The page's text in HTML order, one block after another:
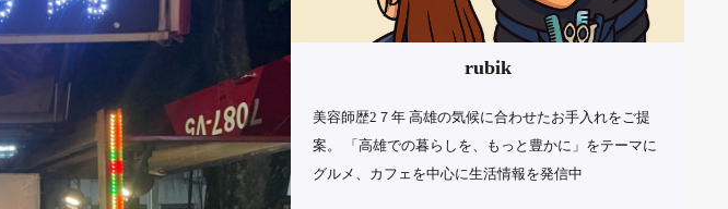
rubik
美容師歴2７年 高雄の気候に合わせたお手入れをご提
案。 「高雄での暮らしを、もっと豊かに」をテーマに
グルメ、カフェを中心に生活情報を発信中